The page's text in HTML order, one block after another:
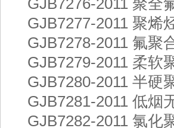
GJB7276-2011 聚全
GJB7277-2011 聚烯
GJB7278-2011 氟聚
GJB7279-2011 柔软
GJB7280-2011 半硬
GJB7281-2011 低烟
GJB7282-2011 氯化